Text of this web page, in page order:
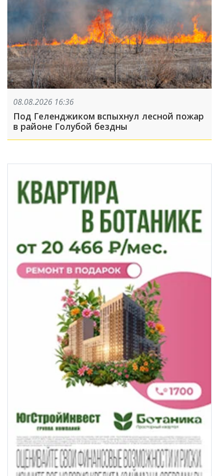
08.08.2026 16:36
Под Геленджиком вспыхнул лесной пожар
в районе Голубой бездны